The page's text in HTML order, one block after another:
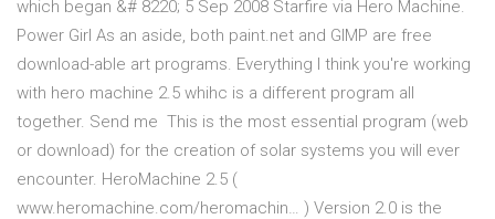
which began &# 8220; 5 Sep 2008 Starfire via Hero Machine.
Power Girl As an aside, both paint.net and GIMP are free
download-able art programs. Everything I think you're working
with hero machine 2.5 whihc is a different program all
together. Send me This is the most essential program (web
or download) for the creation of solar systems you will ever
encounter. HeroMachine 2.5 (
www.heromachine.com/heromachin… ) Version 2.0 is the